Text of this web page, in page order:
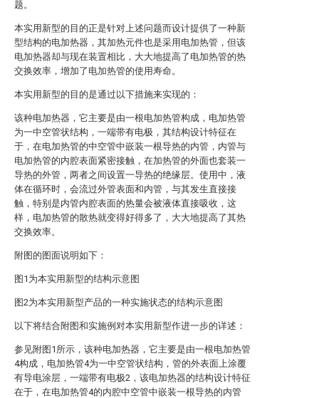
题。
本实用新型的目的正是针对上述问题而设计提供了一种新
型结构的电加热器，其加热元件也是采用电加热管，但该
电加热器却与现在装置相比，大大地提高了电加热管的热
交换效率，增加了电加热管的使用寿命。
本实用新型的目的是通过以下措施来实现的：
该种电加热器，它主要是由一根电加热管构成，电加热管
为一中空管状结构，一端带有电极，其结构设计特征在
于，在电加热管的中空管中嵌装一根导热的内管，内管与
电加热管的内腔表面紧密接触，在加热管的外面也套装一
导热的外管，两者之间设置一导热的绝缘层。使用中，液
体在循环时，会流过外管表面和内管，与其发生直接接
触，特别是内管内腔表面的热量会被液体直接吸收，这
样，电加热管的散热就变得好得多了，大大地提高了其热
交换效率。
附图的图面说明如下：
图1为本实用新型的结构示意图
图2为本实用新型产品的一种实施状态的结构示意图
以下将结合附图和实施例对本实用新型作进一步的详述：
参见附图1所示，该种电加热器，它主要是由一根电加热管
4构成，电加热管4为一中空管状结构，管的外表面上涂覆
有导电涂层，一端带有电极2，该电加热器的结构设计特征
在于，在电加热管4的内腔中空管中嵌装一根导热的内管